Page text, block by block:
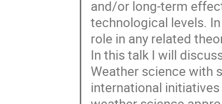
and/or long-term
technological levels.
role in any related
In this talk I will
Weather science with
international